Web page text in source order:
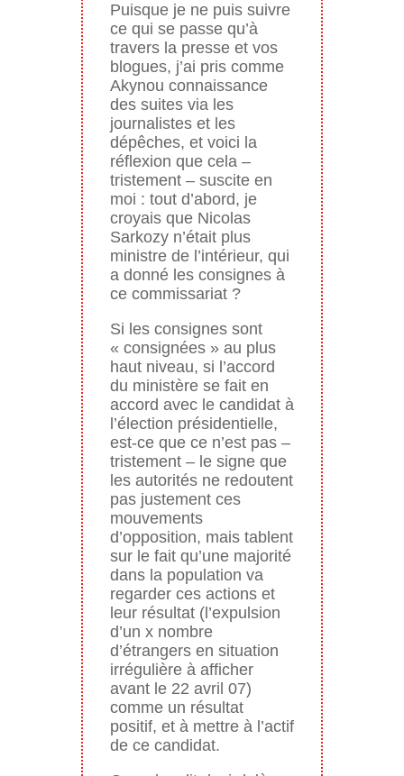
Puisque je ne puis suivre
ce qui se passe qu’à
travers la presse et vos
blogues, j’ai pris comme
Akynou connaissance
des suites via les
journalistes et les
dépêches, et voici la
réflexion que cela –
tristement – suscite en
moi : tout d’abord, je
croyais que Nicolas
Sarkozy n’était plus
ministre de l’intérieur, qui
a donné les consignes à
ce commissariat ?
Si les consignes sont
« consignées » au plus
haut niveau, si l’accord
du ministère se fait en
accord avec le candidat à
l’élection présidentielle,
est-ce que ce n’est pas –
tristement – le signe que
les autorités ne redoutent
pas justement ces
mouvements
d’opposition, mais tablent
sur le fait qu’une majorité
dans la population va
regarder ces actions et
leur résultat (l’expulsion
d’un x nombre
d’étrangers en situation
irrégulière à afficher
avant le 22 avril 07)
comme un résultat
positif, et à mettre à l’actif
de ce candidat.